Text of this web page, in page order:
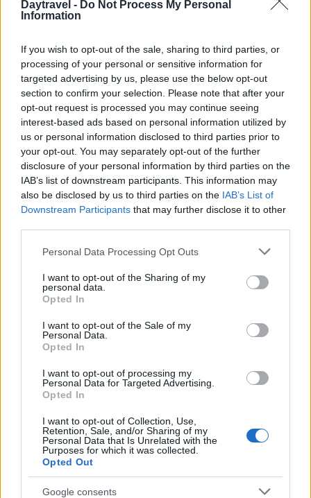
Daytravel - Do Not Process My Personal
Information
If you wish to opt-out of the sale, sharing to third parties, or
processing of your personal or sensitive information for
targeted advertising by us, please use the below opt-out
section to confirm your selection. Please note that after your
opt-out request is processed you may continue seeing
interest-based ads based on personal information utilized by
us or personal information disclosed to third parties prior to
your opt-out. You may separately opt-out of the further
disclosure of your personal information by third parties on the
IAB’s list of downstream participants. This information may
also be disclosed by us to third parties on the IAB’s List of
Downstream Participants that may further disclose it to other
Please note that this website/app uses one or more Google
not limited to your visit or usage behaviour. You may click to
grant or deny consent to Google and its third-party tags to
use your data for below specified purposes in below Google
consent section.
Personal Data Processing Opt Outs
I want to opt-out of the Sharing of my
personal data.
Opted In
I want to opt-out of the Sale of my
Personal Data.
Opted In
I want to opt-out of processing my
Personal Data for Targeted Advertising.
Opted In
I want to opt-out of Collection, Use,
Retention, Sale, and/or Sharing of my
Personal Data that Is Unrelated with the
Purposes for which it was collected.
Opted Out
Google consents
notturne aiuterà a prevedere dove e quando la
calura sarà più avvertita.
AUTORE
Alessandro Tassinari
Alessandro Tassinari, torinese con passaporto
pieno di timbri, riscrisse un percorso alpino
dopo un incontro al Rifugio Garelli: oggi cura
storie di viaggio in chiave narrativa. In
l'attenzione al paesaggio e conserva un
taccuino logoro con mappe disegnate a